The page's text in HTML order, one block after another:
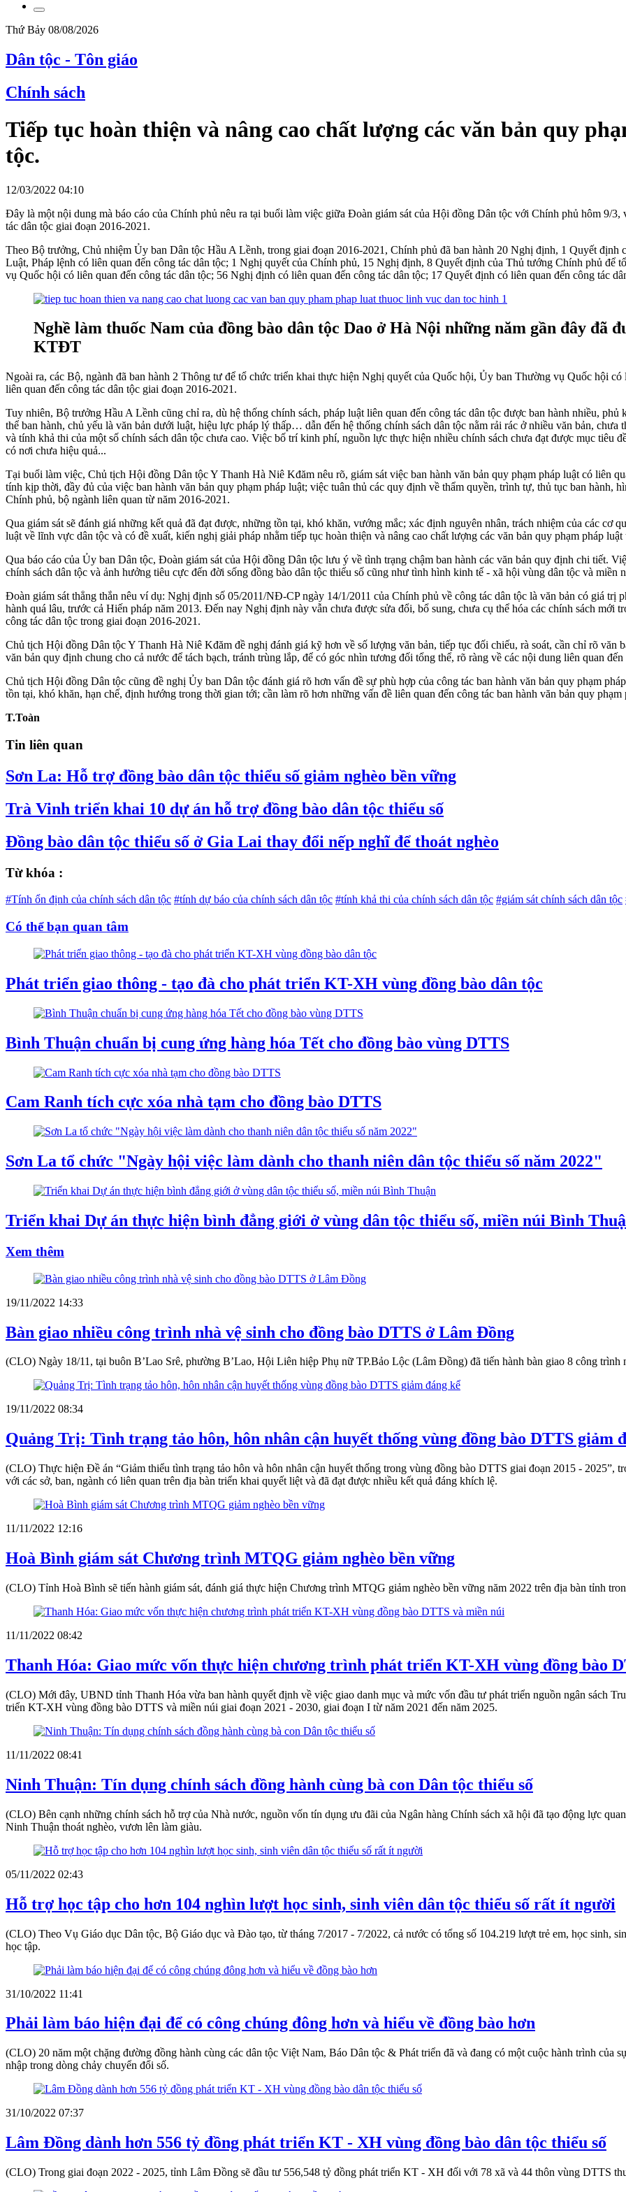
Thứ Bảy 08/08/2026
Dân tộc - Tôn giáo
Chính sách
Tiếp tục hoàn thiện và nâng cao chất lượng các văn bản quy
tộc.
12/03/2022 04:10
Đây là một nội dung mà báo cáo của Chính phủ nêu ra tại buổi làm việc giữa Đoàn giám sát của Hội đồng Dân tộc với Chính phủ hôm 9/3,
tác dân tộc giai đoạn 2016-2021.
Theo Bộ trưởng, Chủ nhiệm Ủy ban Dân tộc Hầu A Lềnh, trong giai đoạn 2016-2021, Chính phủ đã ban hành 20 Nghị định, 1 Quyết
Luật, Pháp lệnh có liên quan đến công tác dân tộc; 1 Nghị quyết của Chính phủ, 15 Nghị định, 8 Quyết định của Thủ tướng Chính phủ
vụ Quốc hội có liên quan đến công tác dân tộc; 56 Nghị định có liên quan đến công tác dân tộc; 17 Quyết định có liên quan đến công tác
Nghề làm thuốc Nam của đồng bào dân tộc Dao ở Hà Nội những năm gần đây đã
KTĐT
Ngoài ra, các Bộ, ngành đã ban hành 2 Thông tư để tổ chức triển khai thực hiện Nghị quyết của Quốc hội, Ủy ban Thường vụ Quốc hội
liên quan đến công tác dân tộc giai đoạn 2016-2021.
Tuy nhiên, Bộ trưởng Hầu A Lềnh cũng chỉ ra, dù hệ thống chính sách, pháp luật liên quan đến công tác dân tộc được ban hành nhiều,
thể ban hành, chủ yếu là văn bản dưới luật, hiệu lực pháp lý thấp… dẫn đến hệ thống chính sách dân tộc nằm rải rác ở nhiều văn bản,
và tính khả thi của một số chính sách dân tộc chưa cao. Việc bố trí kinh phí, nguồn lực thực hiện nhiều chính sách chưa đạt được mục tiêu
có nơi chưa hiệu quả...
Tại buổi làm việc, Chủ tịch Hội đồng Dân tộc Y Thanh Hà Niê Kđăm nêu rõ, giám sát việc ban hành văn bản quy phạm pháp luật có liên
tính kịp thời, đầy đủ của việc ban hành văn bản quy phạm pháp luật; việc tuân thủ các quy định về thẩm quyền, trình tự, thủ tục ban hành,
Chính phủ, bộ ngành liên quan từ năm 2016-2021.
Qua giám sát sẽ đánh giá những kết quả đã đạt được, những tồn tại, khó khăn, vướng mắc; xác định nguyên nhân, trách nhiệm của các cơ
luật về lĩnh vực dân tộc và có đề xuất, kiến nghị giải pháp nhằm tiếp tục hoàn thiện và nâng cao chất lượng các văn bản quy phạm pháp
Qua báo cáo của Ủy ban Dân tộc, Đoàn giám sát của Hội đồng Dân tộc lưu ý về tình trạng chậm ban hành các văn bản quy định chi tiết.
chính sách dân tộc và ảnh hưởng tiêu cực đến đời sống đồng bào dân tộc thiểu số cũng như tình hình kinh tế - xã hội vùng dân tộc và miền
Đoàn giám sát thẳng thắn nêu ví dụ: Nghị định số 05/2011/NĐ-CP ngày 14/1/2011 của Chính phủ về công tác dân tộc là văn bản có giá
hành quá lâu, trước cả Hiến pháp năm 2013. Đến nay Nghị định này vẫn chưa được sửa đổi, bổ sung, chưa cụ thể hóa các chính sách mới
công tác dân tộc trong giai đoạn 2016-2021.
Chủ tịch Hội đồng Dân tộc Y Thanh Hà Niê Kđăm đề nghị đánh giá kỹ hơn về số lượng văn bản, tiếp tục đối chiếu, rà soát, cần chỉ rõ văn
văn bản quy định chung cho cả nước để tách bạch, tránh trùng lắp, để có góc nhìn tương đối tổng thể, rõ ràng về các nội dung liên quan
Chủ tịch Hội đồng Dân tộc cũng đề nghị Ủy ban Dân tộc đánh giá rõ hơn vấn đề sự phù hợp của công tác ban hành văn bản quy phạm
tồn tại, khó khăn, hạn chế, định hướng trong thời gian tới; cần làm rõ hơn những vấn đề liên quan đến công tác ban hành văn bản quy
T.Toàn
Tin liên quan
Sơn La: Hỗ trợ đồng bào dân tộc thiểu số giảm nghèo bền vững
Trà Vinh triển khai 10 dự án hỗ trợ đồng bào dân tộc thiểu số
Đồng bào dân tộc thiểu số ở Gia Lai thay đổi nếp nghĩ để thoát nghèo
Từ khóa :
#Tính ổn định của chính sách dân tộc #tính dự báo của chính sách dân tộc #tính khả thi của chính sách dân tộc #giám sát chính sách dân tộc
Có thể bạn quan tâm
Phát triển giao thông - tạo đà cho phát triển KT-XH vùng đồng bào dân tộc
Bình Thuận chuẩn bị cung ứng hàng hóa Tết cho đồng bào vùng DTTS
Cam Ranh tích cực xóa nhà tạm cho đồng bào DTTS
Sơn La tổ chức "Ngày hội việc làm dành cho thanh niên dân tộc thiểu số năm 2022"
Triển khai Dự án thực hiện bình đẳng giới ở vùng dân tộc thiểu số, miền núi Bình
Xem thêm
19/11/2022 14:33
Bàn giao nhiều công trình nhà vệ sinh cho đồng bào DTTS ở Lâm Đồng
(CLO) Ngày 18/11, tại buôn B’Lao Srê, phường B’Lao, Hội Liên hiệp Phụ nữ TP.Bảo Lộc (Lâm Đồng) đã tiến hành bàn giao 8 công
19/11/2022 08:34
Quảng Trị: Tình trạng tảo hôn, hôn nhân cận huyết thống vùng đồng bào DTTS giảm
(CLO) Thực hiện Đề án “Giảm thiểu tình trạng tảo hôn và hôn nhân cận huyết thống trong vùng đồng bào DTTS giai đoạn 2015 - 2025”,
với các sở, ban, ngành có liên quan trên địa bàn triển khai quyết liệt và đã đạt được nhiều kết quả đáng khích lệ.
11/11/2022 12:16
Hoà Bình giám sát Chương trình MTQG giảm nghèo bền vững
(CLO) Tỉnh Hoà Bình sẽ tiến hành giám sát, đánh giá thực hiện Chương trình MTQG giảm nghèo bền vững năm 2022 trên địa bàn tỉnh
11/11/2022 08:42
Thanh Hóa: Giao mức vốn thực hiện chương trình phát triển KT-XH vùng đồng bào
(CLO) Mới đây, UBND tỉnh Thanh Hóa vừa ban hành quyết định về việc giao danh mục và mức vốn đầu tư phát triển nguồn ngân sách
triển KT-XH vùng đồng bào DTTS và miền núi giai đoạn 2021 - 2030, giai đoạn I từ năm 2021 đến năm 2025.
11/11/2022 08:41
Ninh Thuận: Tín dụng chính sách đồng hành cùng bà con Dân tộc thiểu số
(CLO) Bên cạnh những chính sách hỗ trợ của Nhà nước, nguồn vốn tín dụng ưu đãi của Ngân hàng Chính sách xã hội đã tạo động lực
Ninh Thuận thoát nghèo, vươn lên làm giàu.
05/11/2022 02:43
Hỗ trợ học tập cho hơn 104 nghìn lượt học sinh, sinh viên dân tộc thiểu số rất ít người
(CLO) Theo Vụ Giáo dục Dân tộc, Bộ Giáo dục và Đào tạo, từ tháng 7/2017 - 7/2022, cả nước có tổng số 104.219 lượt trẻ em, học sinh,
học tập.
31/10/2022 11:41
Phải làm báo hiện đại để có công chúng đông hơn và hiểu về đồng bào hơn
(CLO) 20 năm một chặng đường đồng hành cùng các dân tộc Việt Nam, Báo Dân tộc & Phát triển đã và đang có một cuộc hành trình của
nhập trong dòng chảy chuyển đổi số.
31/10/2022 07:37
Lâm Đồng dành hơn 556 tỷ đồng phát triển KT - XH vùng đồng bào dân tộc thiểu số
(CLO) Trong giai đoạn 2022 - 2025, tỉnh Lâm Đồng sẽ đầu tư 556,548 tỷ đồng phát triển KT - XH đối với 78 xã và 44 thôn vùng DTTS